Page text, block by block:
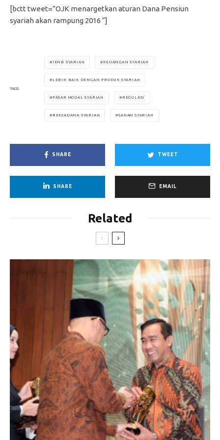
[bctt tweet=”OJK menargetkan aturan Dana Pensiun
syariah akan rampung 2016 “]
TAGS
IKNB SYARIAH KEUANGAN SYARIAH
LEBIH BAIK DENGAN PRODUK SYARIAH
PASAR MODAL SYARIAH REGULASI
REKSADANA SYARIAH SAHAM SYARIAH
SHARE TWEET
SHARE EMAIL
Related